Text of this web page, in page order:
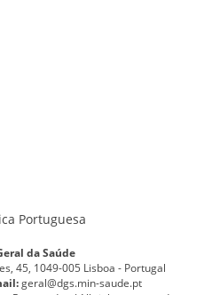
da Saúde
45, 1049-005 Lisboa - Portugal
geral@dgs.min-saude.pt